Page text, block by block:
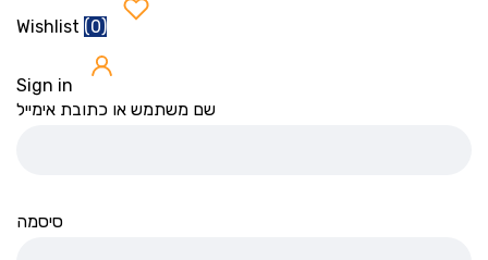
(0)
שם משתמש או כתובת אימייל
סיסמה